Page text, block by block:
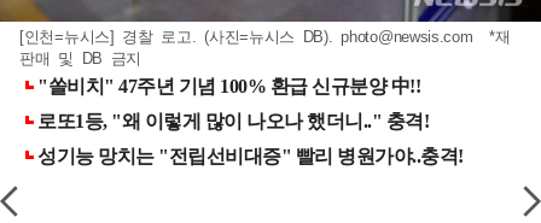
[인천=뉴시스] 경찰 로고. (사진=뉴시스 DB).photo@newsis.com *재
판매 및 DB 금지